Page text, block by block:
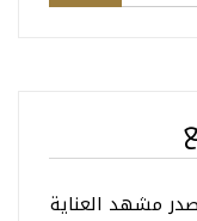
مشهد العناية